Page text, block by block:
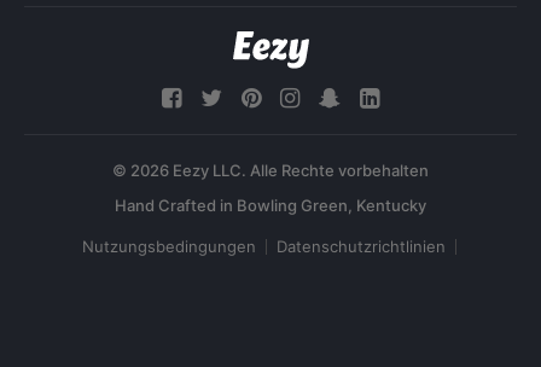
© 2026 Eezy LLC. Alle Rechte vorbehalten
Nutzungsbedingungen Datenschutzrichtlinien